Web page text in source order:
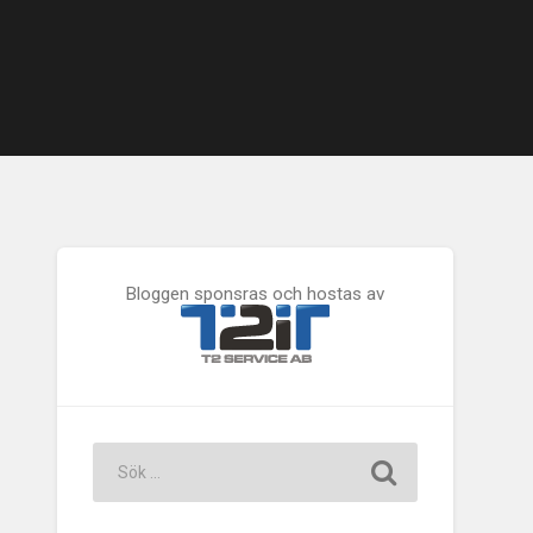
Bloggen sponsras och hostas av